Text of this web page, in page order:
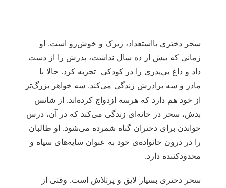
سحر دختری بااستعداد، زیرک و خوش‌رو است. او
زمانی که بیش از ده سال نداشت، پدرش را از دست
داد و داغ بی‌پدری را در کودکی تجربه کرد. حالا با
مادر و سه برادرش زندگی می‌کند. سه خواهر بزرگ‌تر
از خود هم دارد که هرسه ازدواج کرده‌اند. از شانس
بدش، سحر در خانه‌ای زندگی می‌کند که در آن، درس
خواندن برای دختران گناه شمرده می‌شود. او طالبان
را در درون خانواده‌ی خود به عنوان سایه‌های سیاه و
محدودکننده دارد.
سحر دختری بسیار لایق و پرتلاش است. وقتی از